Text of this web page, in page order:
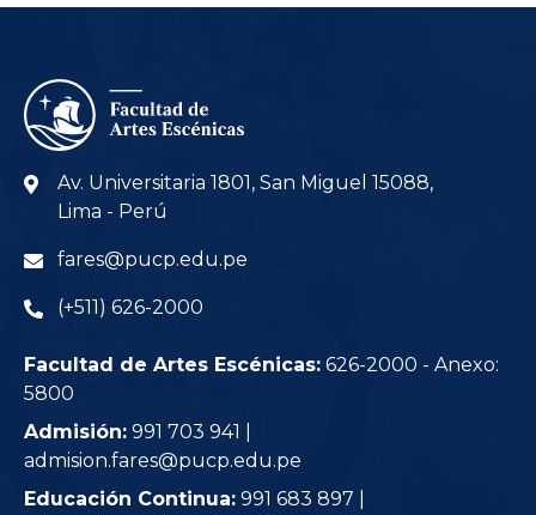
Av. Universitaria 1801, San Miguel 15088,
Lima - Perú
fares@pucp.edu.pe
(+511) 626-2000
Facultad de Artes Escénicas: 626-2000 - Anexo:
5800
Admisión: 991 703 941 |
admision.fares@pucp.edu.pe
Educación Continua: 991 683 897 |